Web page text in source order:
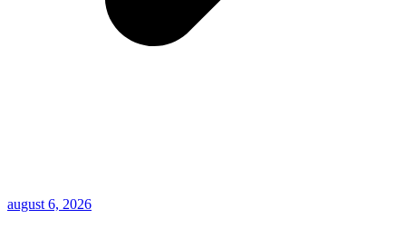
august 6, 2026